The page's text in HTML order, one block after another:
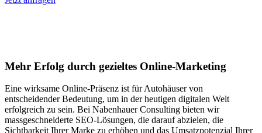
Mehr Erfolg durch gezieltes Online-Marketing
Eine wirksame Online-Präsenz ist für Autohäuser von
entscheidender Bedeutung, um in der heutigen digitalen Welt
erfolgreich zu sein. Bei Nabenhauer Consulting bieten wir
massgeschneiderte SEO-Lösungen, die darauf abzielen, die
Sichtbarkeit Ihrer Marke zu erhöhen und das Umsatzpotenzial Ihrer